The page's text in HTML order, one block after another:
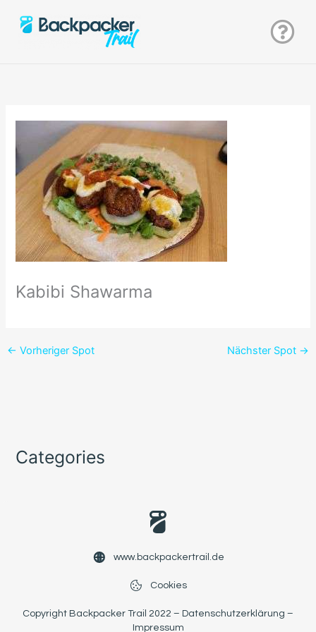
Inhalt
springen
Kabibi Shawarma
← Vorheriger Spot Nächster Spot →
Categories
www.backpackertrail.de
Cookies
Copyright Backpacker Trail 2022 – Datenschutzerklärung –
Impressum